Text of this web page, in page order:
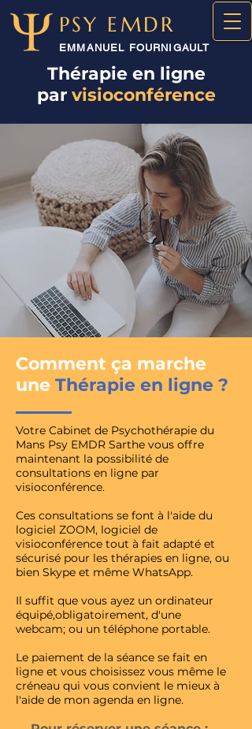
PSY EMDR
EMMANUEL FOURNIGAULT
Thérapie en ligne
par visioconférence
Comment ça marche
une Thérapie en ligne ?
Votre Cabinet de Psychothérapie du
Mans Psy EMDR Sarthe vous offre
maintenant la possibilité de
consultations en ligne par
visioconférence.
Ces consultations se font à l'aide du
logiciel ZOOM, logiciel de
visioconférence tout à fait adapté et
sécurisé pour les thérapies en ligne, ou
bien Skype et même WhatsApp.
Il suffit que vous ayez un ordinateur
équipé,obligatoirement, d'une
webcam; ou un téléphone portable.
Le paiement de la séance se fait en
ligne et vous choisissez vous même le
créneau qui vous convient le mieux à
l'aide de mon agenda en ligne.